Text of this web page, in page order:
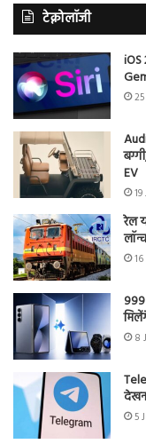
टेक्नोलॉजी
iOS
EV
रेल
8
5